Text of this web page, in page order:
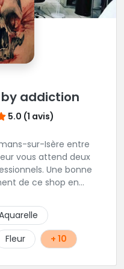
addiction
5.0 (1 avis)
sur-Isère entre
vous attend deux
Une bonne
de ce shop en
Fleur + 10